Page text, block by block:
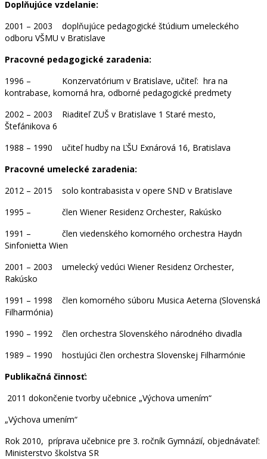
Doplňujúce vzdelanie:
2001 – 2003 doplňujúce pedagogické štúdium umeleckého
odboru VŠMU v Bratislave
Pracovné pedagogické zaradenia:
1996 – Konzervatórium v Bratislave, učiteľ: hra na
kontrabase, komorná hra, odborné pedagogické predmety
2002 – 2003 Riaditeľ ZUŠ v Bratislave 1 Staré mesto,
Štefánikova 6
1988 – 1990 učiteľ hudby na ĽŠU Exnárová 16, Bratislava
Pracovné umelecké zaradenia:
2012 – 2015 solo kontrabasista v opere SND v Bratislave
1995 – člen Wiener Residenz Orchester, Rakúsko
1991 – člen viedenského komorného orchestra Haydn
Sinfonietta Wien
2001 – 2003 umelecký vedúci Wiener Residenz Orchester,
Rakúsko
1991 – 1998 člen komorného súboru Musica Aeterna (Slovenská
Filharmónia)
1990 – 1992 člen orchestra Slovenského národného divadla
1989 – 1990 hosťujúci člen orchestra Slovenskej Filharmónie
Publikačná činnosť:
2011 dokončenie tvorby učebnice „Výchova umením“
„Výchova umením“
Rok 2010, príprava učebnice pre 3. ročník Gymnázií, objednávateľ:
Ministerstvo školstva SR